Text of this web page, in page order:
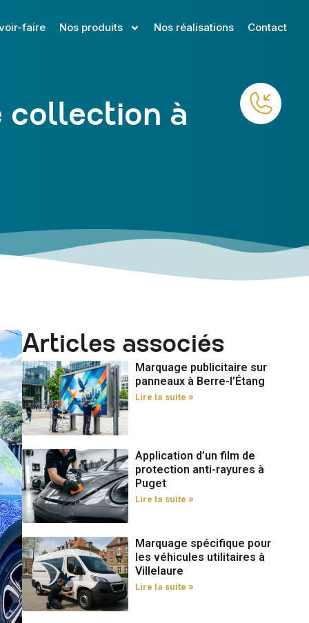
faire Nos produits Nos réalisations Contact
collection à
Articles associés
Marquage publicitaire sur
panneaux à Berre-l’Étang
Lire la suite »
Application d’un film de
protection anti-rayures à
Puget
Lire la suite »
Marquage spécifique pour
les véhicules utilitaires à
Villelaure
Lire la suite »